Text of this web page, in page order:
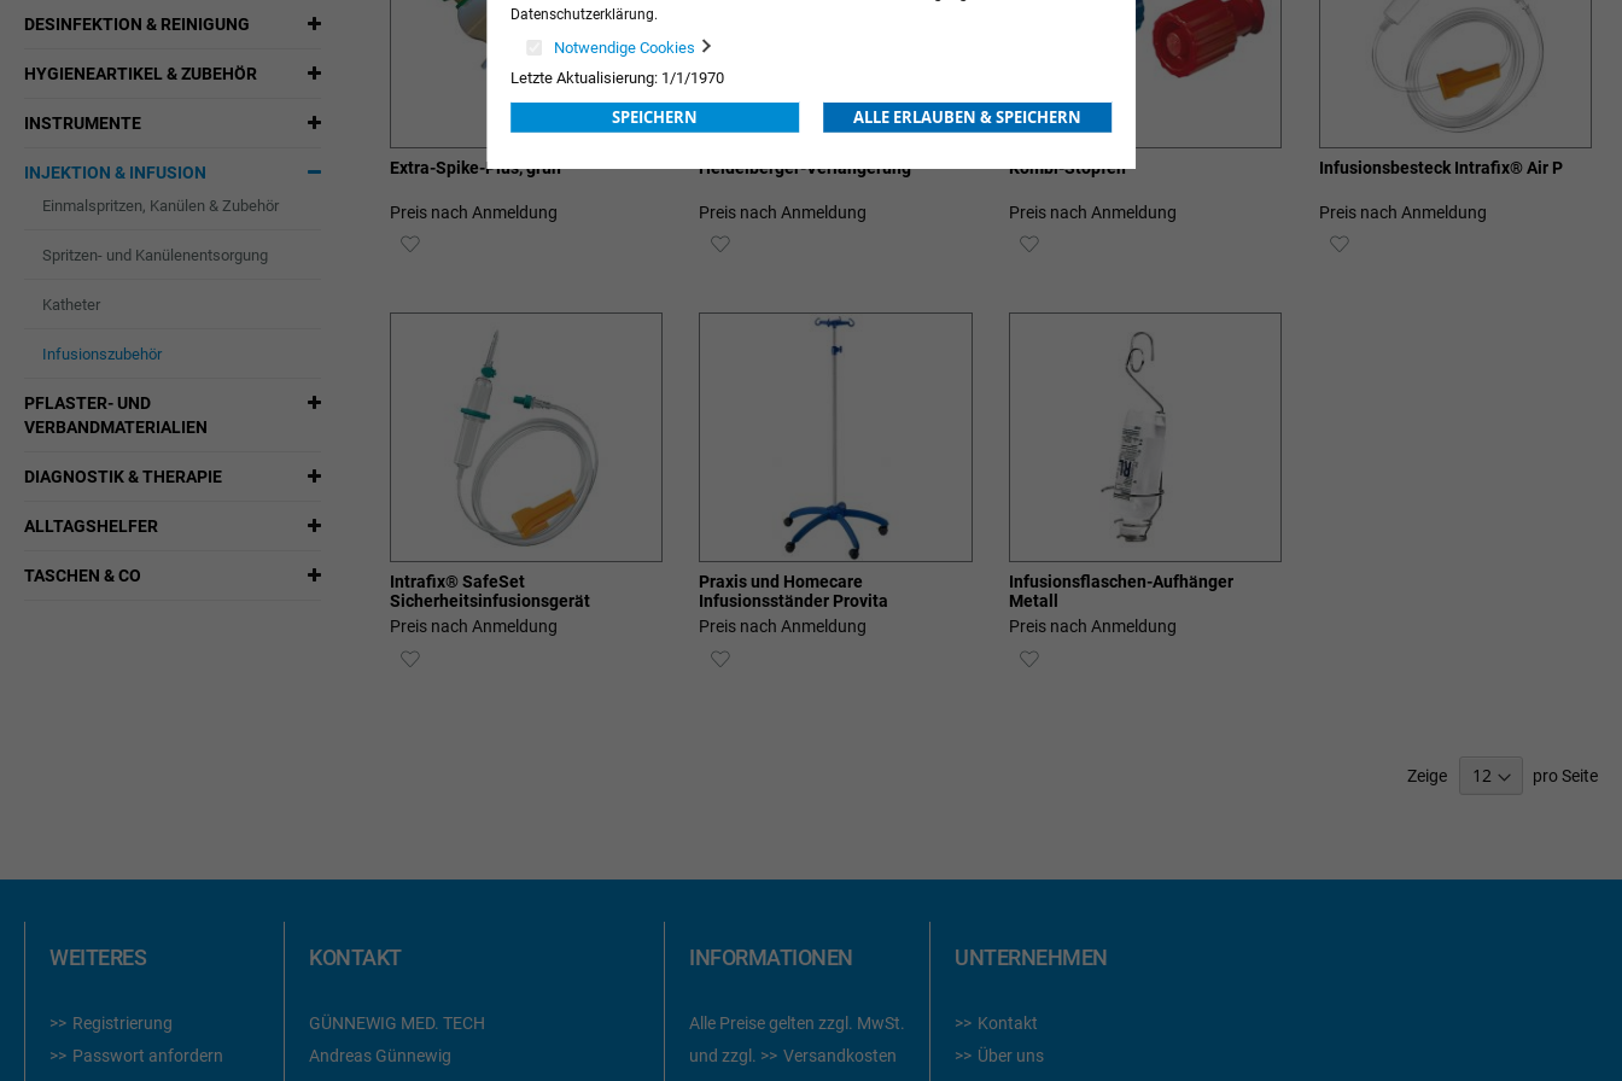
Extra-Spike-Plus, grün
Preis nach Anmeldung
Heidelberger-Verlängerung
Preis nach Anmeldung
ZUR
HINZUFÜGEN
Kombi-Stopfen
Preis nach Anmeldung
Infusionsbesteck Intrafix® Air P
Preis nach Anmeldung
Intrafix® SafeSet
Sicherheitsinfusionsgerät
Preis nach Anmeldung
Praxis und Homecare
Infusionsständer Provita
Preis nach Anmeldung
ZUR
Infusionsflaschen-Aufhänger
Metall
Preis nach Anmeldung
Zeige
pro Seite
DESINFEKTION & REINIGUNG
HYGIENEARTIKEL & ZUBEHÖR
INSTRUMENTE
INJEKTION & INFUSION
Einmalspritzen, Kanülen & Zubehör
Spritzen- und Kanülenentsorgung
Katheter
Infusionszubehör
PFLASTER- UND
VERBANDMATERIALIEN
DIAGNOSTIK & THERAPIE
ALLTAGSHELFER
TASCHEN & CO
WEITERES
Registrierung
Passwort anfordern
KONTAKT
GÜNNEWIG MED. TECH
Andreas Günnewig
INFORMATIONEN
Alle Preise gelten zzgl. MwSt.
und zzgl.
Versandkosten
UNTERNEHMEN
Kontakt
Über uns
Datenschutzerklärung.
Notwendige Cookies
Letzte Aktualisierung: 1/1/1970
SPEICHERN ALLE ERLAUBEN & SPEICHERN